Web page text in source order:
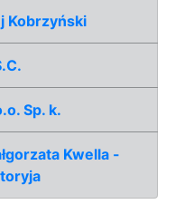
Kobrzyński
Sp. k.
Kwella -